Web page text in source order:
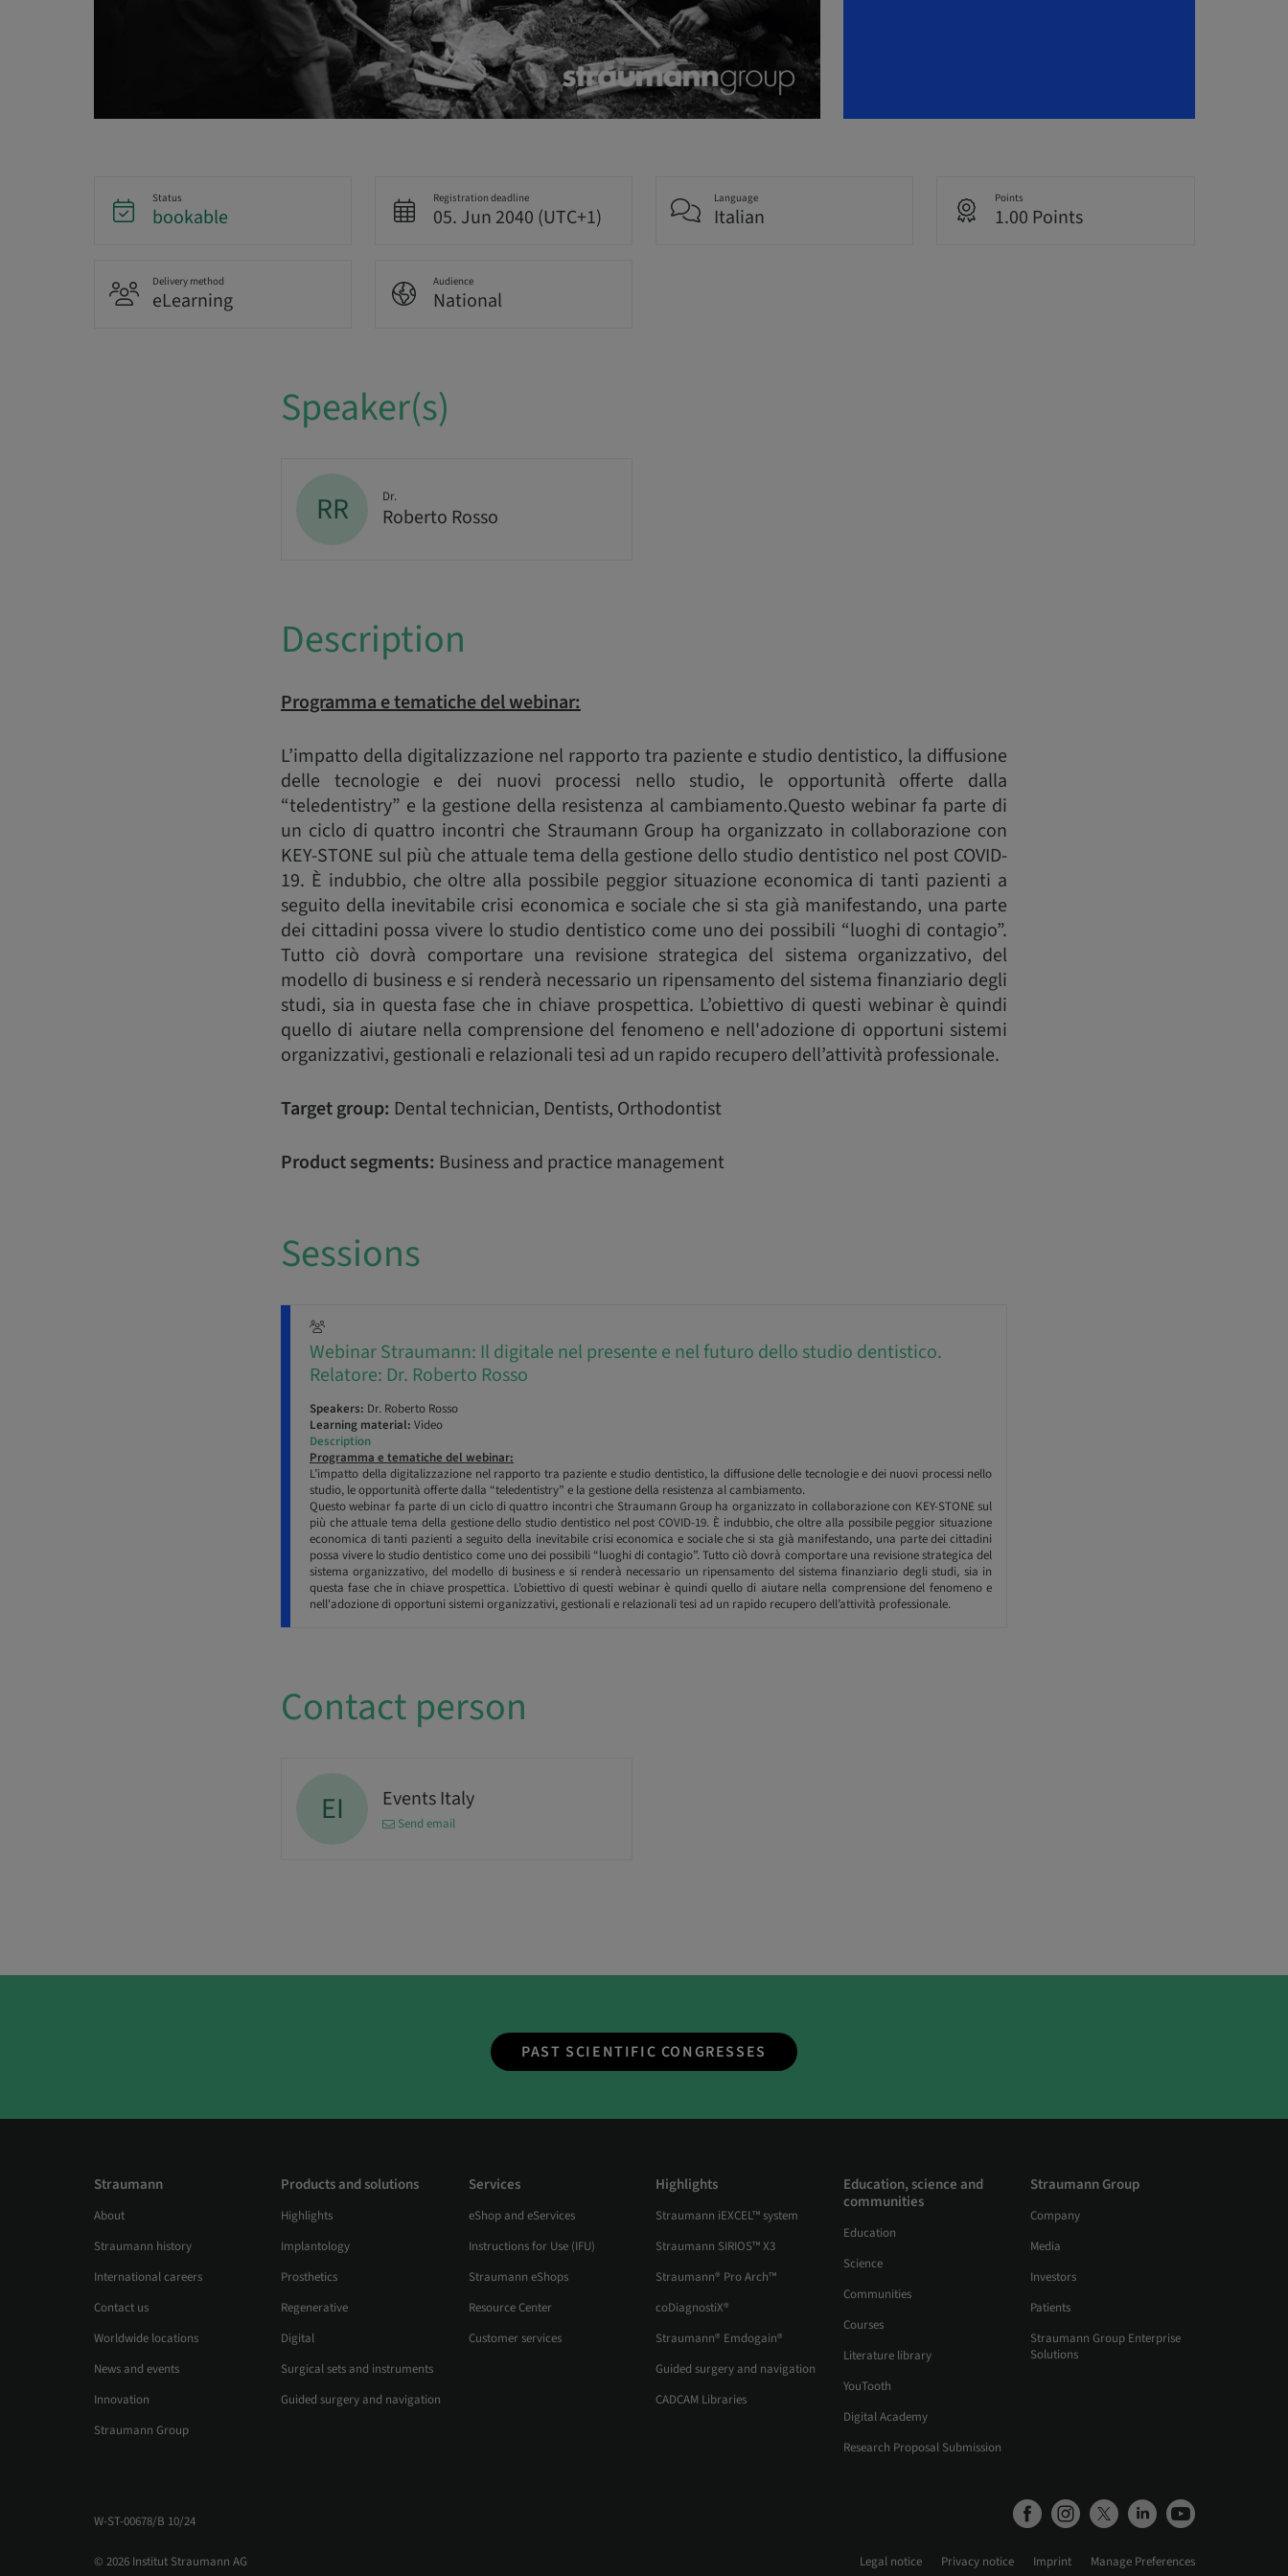
Status
bookable
Registration deadline
05. Jun 2040 (UTC+1)
Language
Italian
Points
1.00 Points
Delivery method
eLearning
Audience
National
Speaker(s)
RR Dr.
Roberto Rosso
Description
Programma e tematiche del webinar:
L’impatto della digitalizzazione nel rapporto tra paziente e studio dentistico, la diffusione
delle tecnologie e dei nuovi processi nello studio, le opportunità offerte dalla
“teledentistry” e la gestione della resistenza al cambiamento.Questo webinar fa parte di
un ciclo di quattro incontri che Straumann Group ha organizzato in collaborazione con
KEY-STONE sul più che attuale tema della gestione dello studio dentistico nel post COVID-
19. È indubbio, che oltre alla possibile peggior situazione economica di tanti pazienti a
seguito della inevitabile crisi economica e sociale che si sta già manifestando, una parte
dei cittadini possa vivere lo studio dentistico come uno dei possibili “luoghi di contagio”.
Tutto ciò dovrà comportare una revisione strategica del sistema organizzativo, del
modello di business e si renderà necessario un ripensamento del sistema finanziario degli
studi, sia in questa fase che in chiave prospettica. L’obiettivo di questi webinar è quindi
quello di aiutare nella comprensione del fenomeno e nell'adozione di opportuni sistemi
organizzativi, gestionali e relazionali tesi ad un rapido recupero dell’attività professionale.
Target group: Dental technician, Dentists, Orthodontist
Product segments: Business and practice management
Sessions
Webinar Straumann: Il digitale nel presente e nel futuro dello studio dentistico.
Relatore: Dr. Roberto Rosso
Speakers: Dr. Roberto Rosso
Learning material: Video
Description
Programma e tematiche del webinar:
L’impatto della digitalizzazione nel rapporto tra paziente e studio dentistico, la diffusione delle tecnologie e dei nuovi processi nello
studio, le opportunità offerte dalla “teledentistry” e la gestione della resistenza al cambiamento.
Questo webinar fa parte di un ciclo di quattro incontri che Straumann Group ha organizzato in collaborazione con KEY-STONE sul
più che attuale tema della gestione dello studio dentistico nel post COVID-19. È indubbio, che oltre alla possibile peggior situazione
economica di tanti pazienti a seguito della inevitabile crisi economica e sociale che si sta già manifestando, una parte dei cittadini
possa vivere lo studio dentistico come uno dei possibili “luoghi di contagio”. Tutto ciò dovrà comportare una revisione strategica del
sistema organizzativo, del modello di business e si renderà necessario un ripensamento del sistema finanziario degli studi, sia in
questa fase che in chiave prospettica. L’obiettivo di questi webinar è quindi quello di aiutare nella comprensione del fenomeno e
nell'adozione di opportuni sistemi organizzativi, gestionali e relazionali tesi ad un rapido recupero dell’attività professionale.
Contact person
EI Events Italy
Send email
PAST SCIENTIFIC CONGRESSES
Straumann
About
Straumann history
International careers
Contact us
Worldwide locations
News and events
Innovation
Straumann Group
Products and solutions
Highlights
Implantology
Prosthetics
Regenerative
Digital
Surgical sets and instruments
Guided surgery and navigation
Services
eShop and eServices
Instructions for Use (IFU)
Straumann eShops
Resource Center
Customer services
Highlights
Straumann iEXCEL™ system
Straumann SIRIOS™ X3
Straumann® Pro Arch™
coDiagnostiX®
Straumann® Emdogain®
Guided surgery and navigation
CADCAM Libraries
Education, science and
communities
Education
Science
Communities
Courses
Literature library
YouTooth
Digital Academy
Research Proposal Submission
Straumann Group
Company
Media
Investors
Patients
Straumann Group Enterprise
Solutions
W-ST-00678/B 10/24
© 2026 Institut Straumann AG Legal notice Privacy notice Imprint Manage Preferences